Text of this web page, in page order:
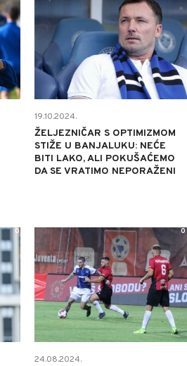
19.10.2024.
ŽELJEZNIČAR S OPTIMIZMOM
STIŽE U BANJALUKU: NEĆE
BITI LAKO, ALI POKUŠAĆEMO
DA SE VRATIMO NEPORAŽENI
0
24.08.2024.
0